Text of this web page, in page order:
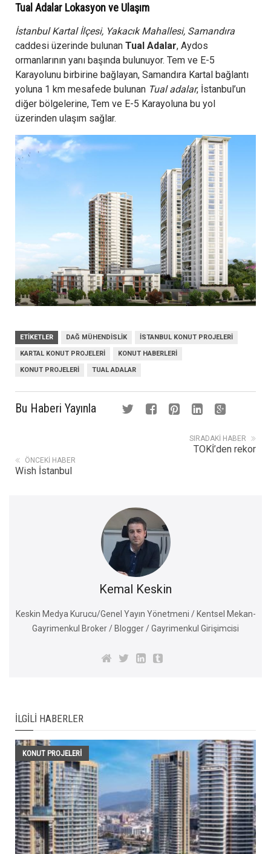
Tual Adalar Lokasyon ve Ulaşım
İstanbul Kartal İlçesi, Yakacık Mahallesi, Samandıra
caddesi üzerinde bulunan Tual Adalar, Aydos
ormanlarının yanı başında bulunuyor. Tem ve E-5
Karayolunu birbirine bağlayan, Samandıra Kartal bağlantı
yoluna 1 km mesafede bulunan Tual adalar, İstanbul’un
diğer bölgelerine, Tem ve E-5 Karayoluna bu yol
üzerinden ulaşım sağlar.
ETIKETLER DAĞ MÜHENDISLIK ISTANBUL KONUT PROJELERI
KARTAL KONUT PROJELERI KONUT HABERLERI
KONUT PROJELERI TUAL ADALAR
Bu Haberi Yayınla
SIRADAKI HABER
TOKİ’den rekor
ÖNCEKI HABER
Wish İstanbul
Kemal Keskin
Keskin Medya Kurucu/Genel Yayın Yönetmeni / Kentsel Mekan-
Gayrimenkul Broker / Blogger / Gayrimenkul Girişimcisi
İLGILI HABERLER
KONUT PROJELERI